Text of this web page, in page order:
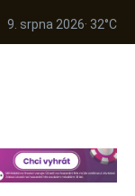
9. srpna 2026· 32°C